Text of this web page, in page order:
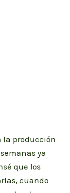
la producción
ya
que los
cuando